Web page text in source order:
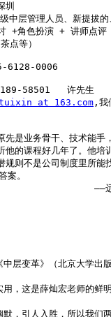
圳
中层管理人员、新提拔
+角色扮演 + 讲师点评
点等）
6128-0006
58501   许先生
at 163.com,我
是业务骨干、技术能
的课程好几年了。他
则不是公司制度里所
案。
——远东
层变革》（北京大学出
，这是薛灿宏老师的鲜
，引人入胜，所以我们